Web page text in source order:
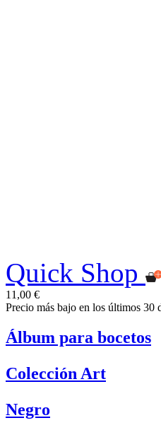
Quick Shop
11,00 €
Precio más bajo en los últimos 30
Álbum para bocetos
Colección Art
Negro